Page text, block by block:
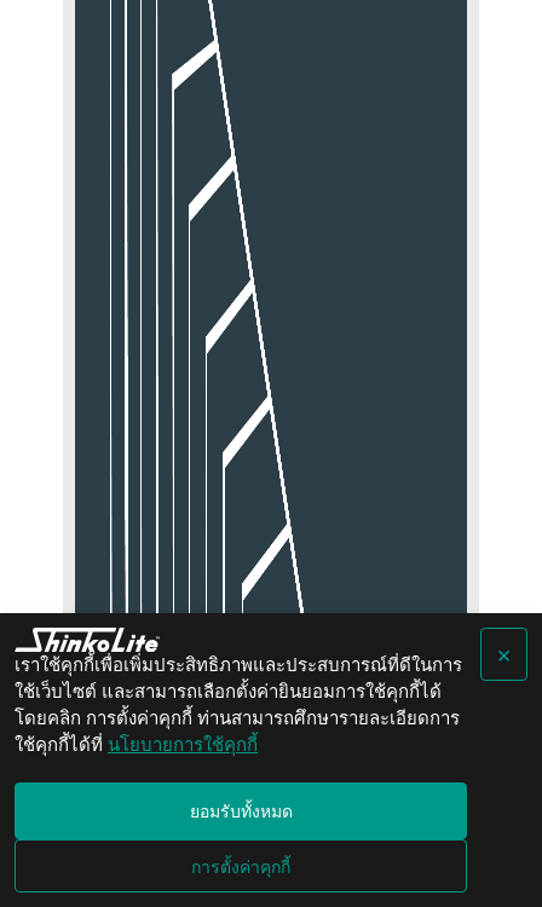
เราใช้คุกกี้เพื่อเพิ่มประสิทธิภาพและประสบการณ์ที่ดีในการ
ใช้เว็บไซต์ และสามารถเลือกตั้งค่ายินยอมการใช้คุกกี้ได้
โดยคลิก การตั้งค่าคุกกี้ ท่านสามารถศึกษารายละเอียดการ
ใช้คุกกี้ได้ที่ นโยบายการใช้คุกกี้
การตั้งค่าคุกกี้
ยอมรับทั้งหมด
×